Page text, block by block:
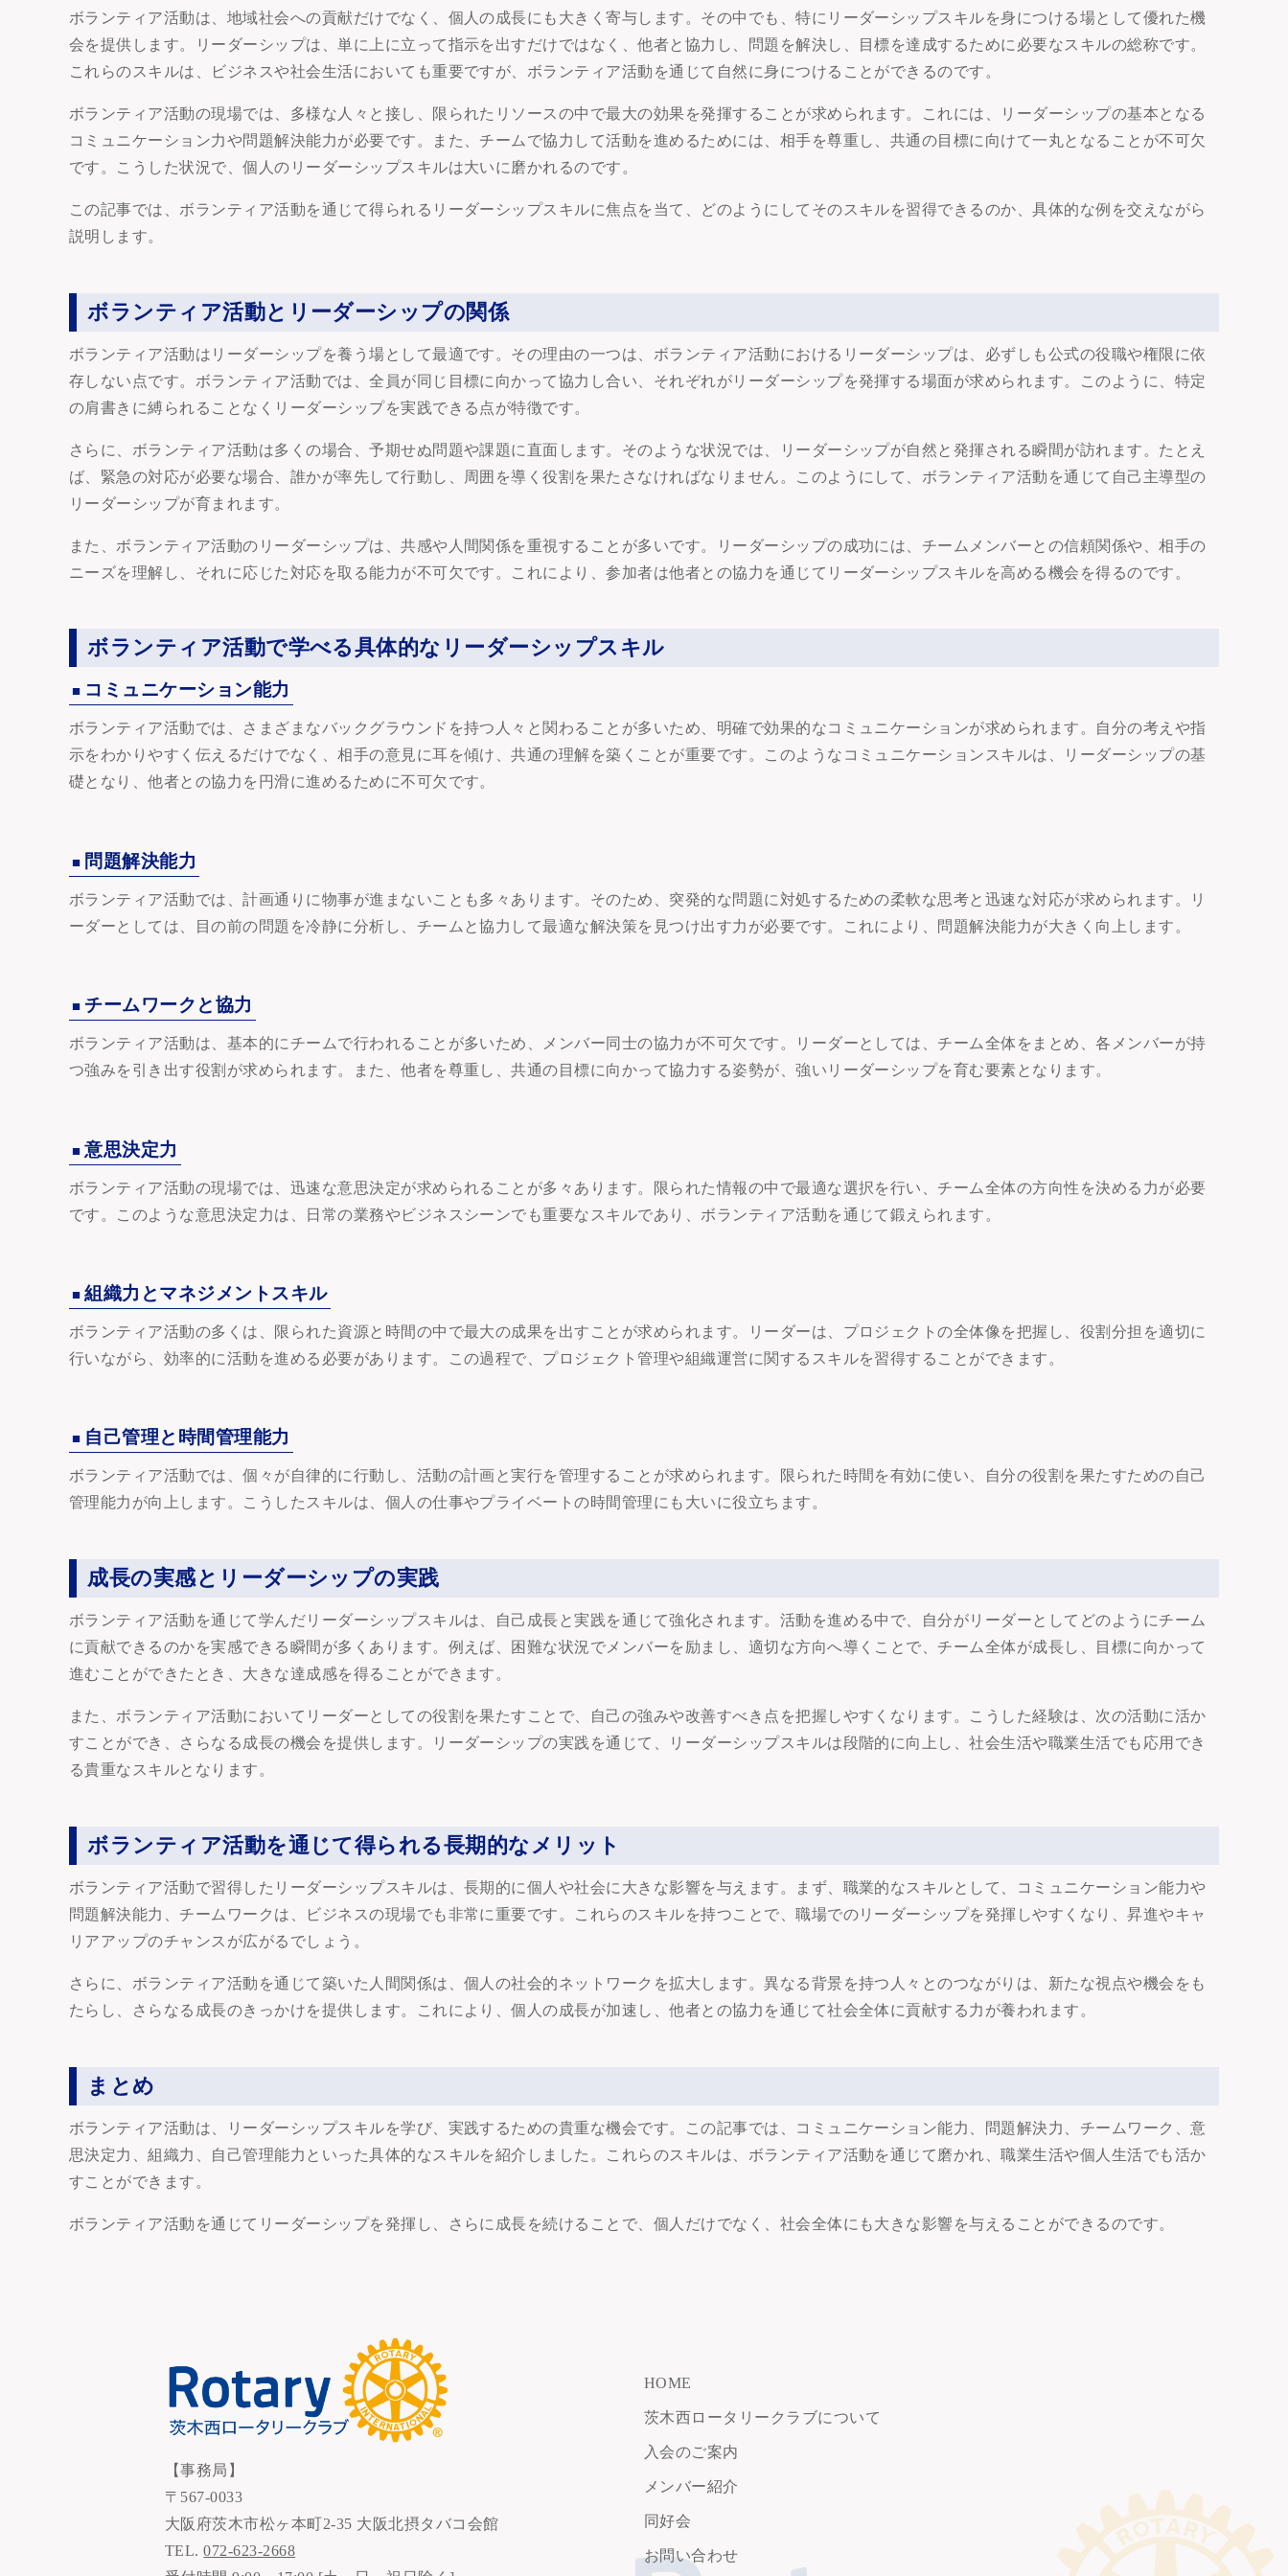
ボランティア活動は、地域社会への貢献だけでなく、個人の成長にも大きく寄与します。その中でも、特にリーダーシップスキルを身につける場として優れた機
会を提供します。リーダーシップは、単に上に立って指示を出すだけではなく、他者と協力し、問題を解決し、目標を達成するために必要なスキルの総称です。
これらのスキルは、ビジネスや社会生活においても重要ですが、ボランティア活動を通じて自然に身につけることができるのです。
ボランティア活動の現場では、多様な人々と接し、限られたリソースの中で最大の効果を発揮することが求められます。これには、リーダーシップの基本となる
コミュニケーション力や問題解決能力が必要です。また、チームで協力して活動を進めるためには、相手を尊重し、共通の目標に向けて一丸となることが不可欠
です。こうした状況で、個人のリーダーシップスキルは大いに磨かれるのです。
この記事では、ボランティア活動を通じて得られるリーダーシップスキルに焦点を当て、どのようにしてそのスキルを習得できるのか、具体的な例を交えながら
説明します。
ボランティア活動とリーダーシップの関係
ボランティア活動はリーダーシップを養う場として最適です。その理由の一つは、ボランティア活動におけるリーダーシップは、必ずしも公式の役職や権限に依
存しない点です。ボランティア活動では、全員が同じ目標に向かって協力し合い、それぞれがリーダーシップを発揮する場面が求められます。このように、特定
の肩書きに縛られることなくリーダーシップを実践できる点が特徴です。
さらに、ボランティア活動は多くの場合、予期せぬ問題や課題に直面します。そのような状況では、リーダーシップが自然と発揮される瞬間が訪れます。たとえ
ば、緊急の対応が必要な場合、誰かが率先して行動し、周囲を導く役割を果たさなければなりません。このようにして、ボランティア活動を通じて自己主導型の
リーダーシップが育まれます。
また、ボランティア活動のリーダーシップは、共感や人間関係を重視することが多いです。リーダーシップの成功には、チームメンバーとの信頼関係や、相手の
ニーズを理解し、それに応じた対応を取る能力が不可欠です。これにより、参加者は他者との協力を通じてリーダーシップスキルを高める機会を得るのです。
ボランティア活動で学べる具体的なリーダーシップスキル
コミュニケーション能力
ボランティア活動では、さまざまなバックグラウンドを持つ人々と関わることが多いため、明確で効果的なコミュニケーションが求められます。自分の考えや指
示をわかりやすく伝えるだけでなく、相手の意見に耳を傾け、共通の理解を築くことが重要です。このようなコミュニケーションスキルは、リーダーシップの基
礎となり、他者との協力を円滑に進めるために不可欠です。
問題解決能力
ボランティア活動では、計画通りに物事が進まないことも多々あります。そのため、突発的な問題に対処するための柔軟な思考と迅速な対応が求められます。リ
ーダーとしては、目の前の問題を冷静に分析し、チームと協力して最適な解決策を見つけ出す力が必要です。これにより、問題解決能力が大きく向上します。
チームワークと協力
ボランティア活動は、基本的にチームで行われることが多いため、メンバー同士の協力が不可欠です。リーダーとしては、チーム全体をまとめ、各メンバーが持
つ強みを引き出す役割が求められます。また、他者を尊重し、共通の目標に向かって協力する姿勢が、強いリーダーシップを育む要素となります。
意思決定力
ボランティア活動の現場では、迅速な意思決定が求められることが多々あります。限られた情報の中で最適な選択を行い、チーム全体の方向性を決める力が必要
です。このような意思決定力は、日常の業務やビジネスシーンでも重要なスキルであり、ボランティア活動を通じて鍛えられます。
組織力とマネジメントスキル
ボランティア活動の多くは、限られた資源と時間の中で最大の成果を出すことが求められます。リーダーは、プロジェクトの全体像を把握し、役割分担を適切に
行いながら、効率的に活動を進める必要があります。この過程で、プロジェクト管理や組織運営に関するスキルを習得することができます。
自己管理と時間管理能力
ボランティア活動では、個々が自律的に行動し、活動の計画と実行を管理することが求められます。限られた時間を有効に使い、自分の役割を果たすための自己
管理能力が向上します。こうしたスキルは、個人の仕事やプライベートの時間管理にも大いに役立ちます。
成長の実感とリーダーシップの実践
ボランティア活動を通じて学んだリーダーシップスキルは、自己成長と実践を通じて強化されます。活動を進める中で、自分がリーダーとしてどのようにチーム
に貢献できるのかを実感できる瞬間が多くあります。例えば、困難な状況でメンバーを励まし、適切な方向へ導くことで、チーム全体が成長し、目標に向かって
進むことができたとき、大きな達成感を得ることができます。
また、ボランティア活動においてリーダーとしての役割を果たすことで、自己の強みや改善すべき点を把握しやすくなります。こうした経験は、次の活動に活か
すことができ、さらなる成長の機会を提供します。リーダーシップの実践を通じて、リーダーシップスキルは段階的に向上し、社会生活や職業生活でも応用でき
る貴重なスキルとなります。
ボランティア活動を通じて得られる長期的なメリット
ボランティア活動で習得したリーダーシップスキルは、長期的に個人や社会に大きな影響を与えます。まず、職業的なスキルとして、コミュニケーション能力や
問題解決能力、チームワークは、ビジネスの現場でも非常に重要です。これらのスキルを持つことで、職場でのリーダーシップを発揮しやすくなり、昇進やキャ
リアアップのチャンスが広がるでしょう。
さらに、ボランティア活動を通じて築いた人間関係は、個人の社会的ネットワークを拡大します。異なる背景を持つ人々とのつながりは、新たな視点や機会をも
たらし、さらなる成長のきっかけを提供します。これにより、個人の成長が加速し、他者との協力を通じて社会全体に貢献する力が養われます。
まとめ
ボランティア活動は、リーダーシップスキルを学び、実践するための貴重な機会です。この記事では、コミュニケーション能力、問題解決力、チームワーク、意
思決定力、組織力、自己管理能力といった具体的なスキルを紹介しました。これらのスキルは、ボランティア活動を通じて磨かれ、職業生活や個人生活でも活か
すことができます。
ボランティア活動を通じてリーダーシップを発揮し、さらに成長を続けることで、個人だけでなく、社会全体にも大きな影響を与えることができるのです。
【事務局】
〒567-0033
大阪府茨木市松ヶ本町2-35 大阪北摂タバコ会館
TEL.072-623-2668
HOME
茨木西ロータリークラブについて
入会のご案内
メンバー紹介
同好会
お問い合わせ